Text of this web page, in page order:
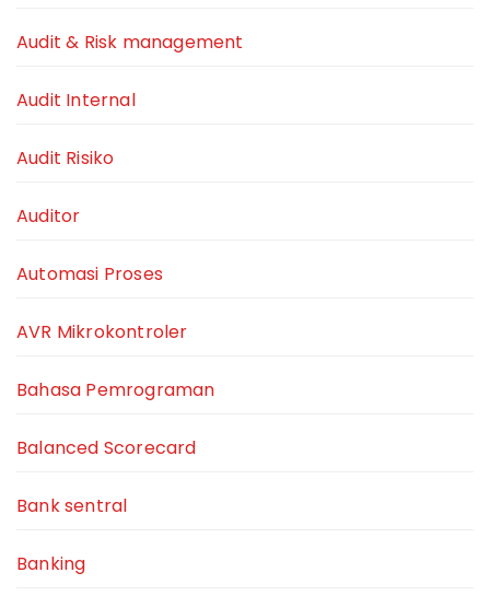
Audit & Risk management
Audit Internal
Audit Risiko
Auditor
Automasi Proses
AVR Mikrokontroler
Bahasa Pemrograman
Balanced Scorecard
Bank sentral
Banking